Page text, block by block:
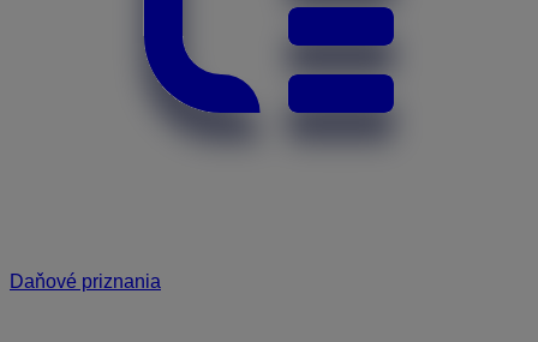
Daňové priznania